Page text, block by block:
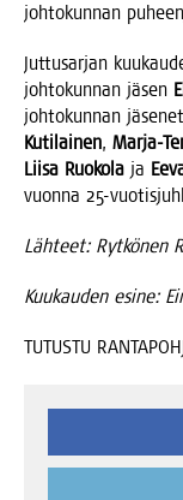
joh­to­kun­nan
Jut­tusar­jan
joh­to­kun­nan jäsen
joh­to­kun­nan
Kuti­lai­nen, Mar­ja-
Lii­sa Ruo­ko­la ja
vuon­na 25-
Läh­teet: Ryt­kö­nen
Kuu­kau­den esi­ne:
TUTUSTU